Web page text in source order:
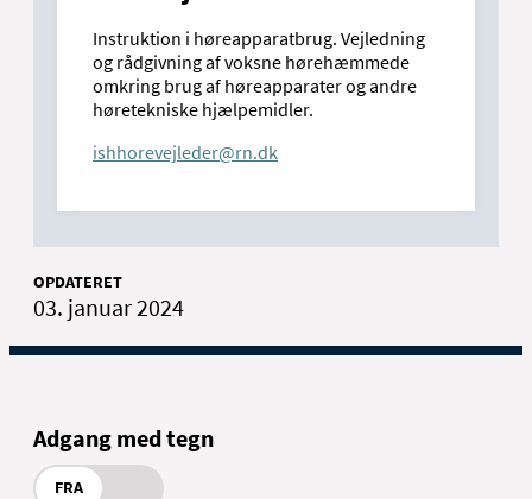
Instruktion i høreapparatbrug. Vejledning
og rådgivning af voksne hørehæmmede
omkring brug af høreapparater og andre
høretekniske hjælpemidler.
ishhorevejleder@rn.dk
OPDATERET
03. januar 2024
Adgang med tegn
FRA